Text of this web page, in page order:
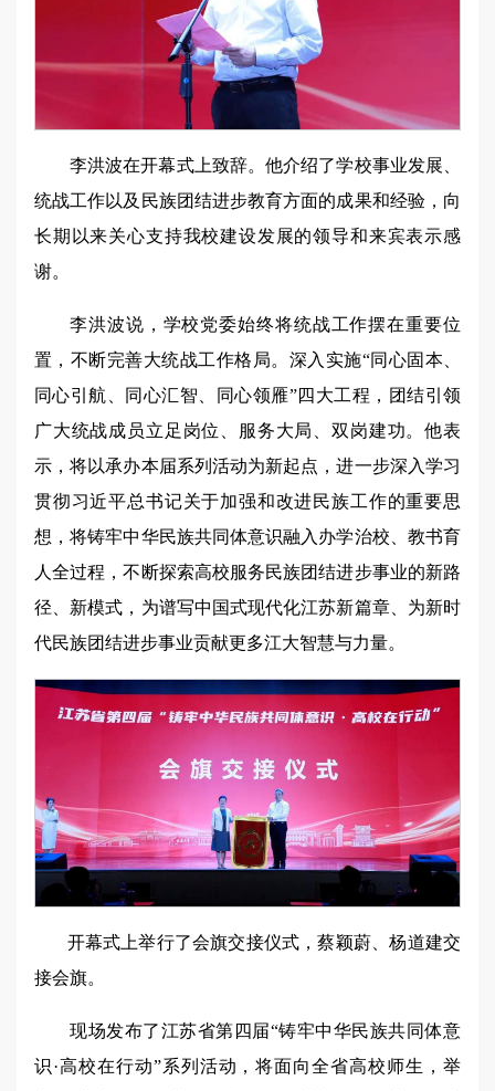
李洪波在开幕式上致辞。他介绍了学校事业发展、
统战工作以及民族团结进步教育方面的成果和经验，向
长期以来关心支持我校建设发展的领导和来宾表示感
谢。
李洪波说，学校党委始终将统战工作摆在重要位
置，不断完善大统战工作格局。深入实施“同心固本、
同心引航、同心汇智、同心领雁”四大工程，团结引领
广大统战成员立足岗位、服务大局、双岗建功。他表
示，将以承办本届系列活动为新起点，进一步深入学习
贯彻习近平总书记关于加强和改进民族工作的重要思
想，将铸牢中华民族共同体意识融入办学治校、教书育
人全过程，不断探索高校服务民族团结进步事业的新路
径、新模式，为谱写中国式现代化江苏新篇章、为新时
代民族团结进步事业贡献更多江大智慧与力量。
开幕式上举行了会旗交接仪式，蔡颖蔚、杨道建交
接会旗。
现场发布了江苏省第四届“铸牢中华民族共同体意
识·高校在行动”系列活动，将面向全省高校师生，举